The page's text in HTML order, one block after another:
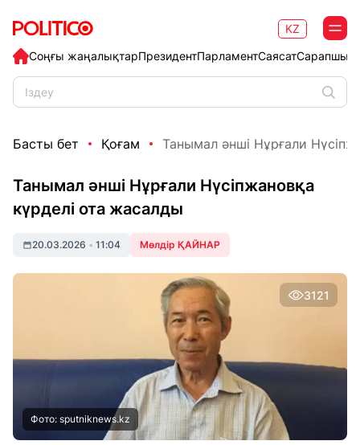
Соңғы жаңалықтарПрезидентПарламентСаясат
KZ
Басты бет Қоғам Танымал әнші Нұрғали
Танымал әнші Нұрғали Нүсіпжановқа
күрделі ота жасалды
20.03.2026 • 11:04 Мөлдір ҚАЙНАР
3121
Фото: sputniknews.kz